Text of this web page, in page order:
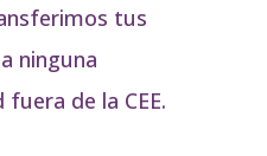
tus
ninguna
de la CEE.